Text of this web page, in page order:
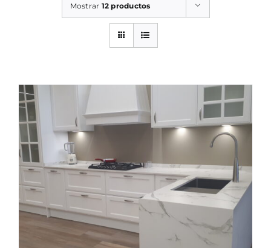
Mostrar 12 productos